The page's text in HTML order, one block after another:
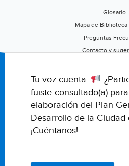
Glosario
Mapa de Biblioteca
Preguntas
Contacto y
Califica este
Tu voz cuenta.
fuiste consultado(a)
elaboración del Plan
Desarrollo de la Ciudad
¡Cuéntanos!